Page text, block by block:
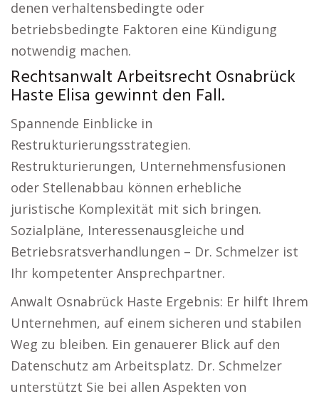
denen verhaltensbedingte oder
betriebsbedingte Faktoren eine Kündigung
notwendig machen.
Rechtsanwalt Arbeitsrecht Osnabrück
Haste Elisa gewinnt den Fall.
Spannende Einblicke in
Restrukturierungsstrategien.
Restrukturierungen, Unternehmensfusionen
oder Stellenabbau können erhebliche
juristische Komplexität mit sich bringen.
Sozialpläne, Interessenausgleiche und
Betriebsratsverhandlungen – Dr. Schmelzer ist
Ihr kompetenter Ansprechpartner.
Anwalt Osnabrück Haste Ergebnis: Er hilft Ihrem
Unternehmen, auf einem sicheren und stabilen
Weg zu bleiben. Ein genauerer Blick auf den
Datenschutz am Arbeitsplatz. Dr. Schmelzer
unterstützt Sie bei allen Aspekten von